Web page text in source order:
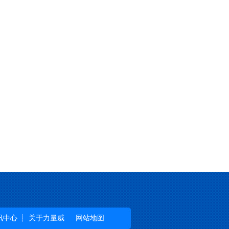
中心 关于力量威 网站地图